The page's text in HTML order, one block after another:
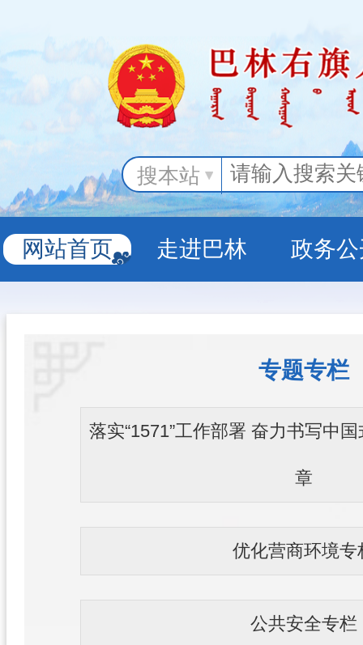
搜本站
网站首页 走进巴林 政务
专题专栏
落实“1571”工作部署 奋力书写中
章
优化营商环境专
公共安全专栏